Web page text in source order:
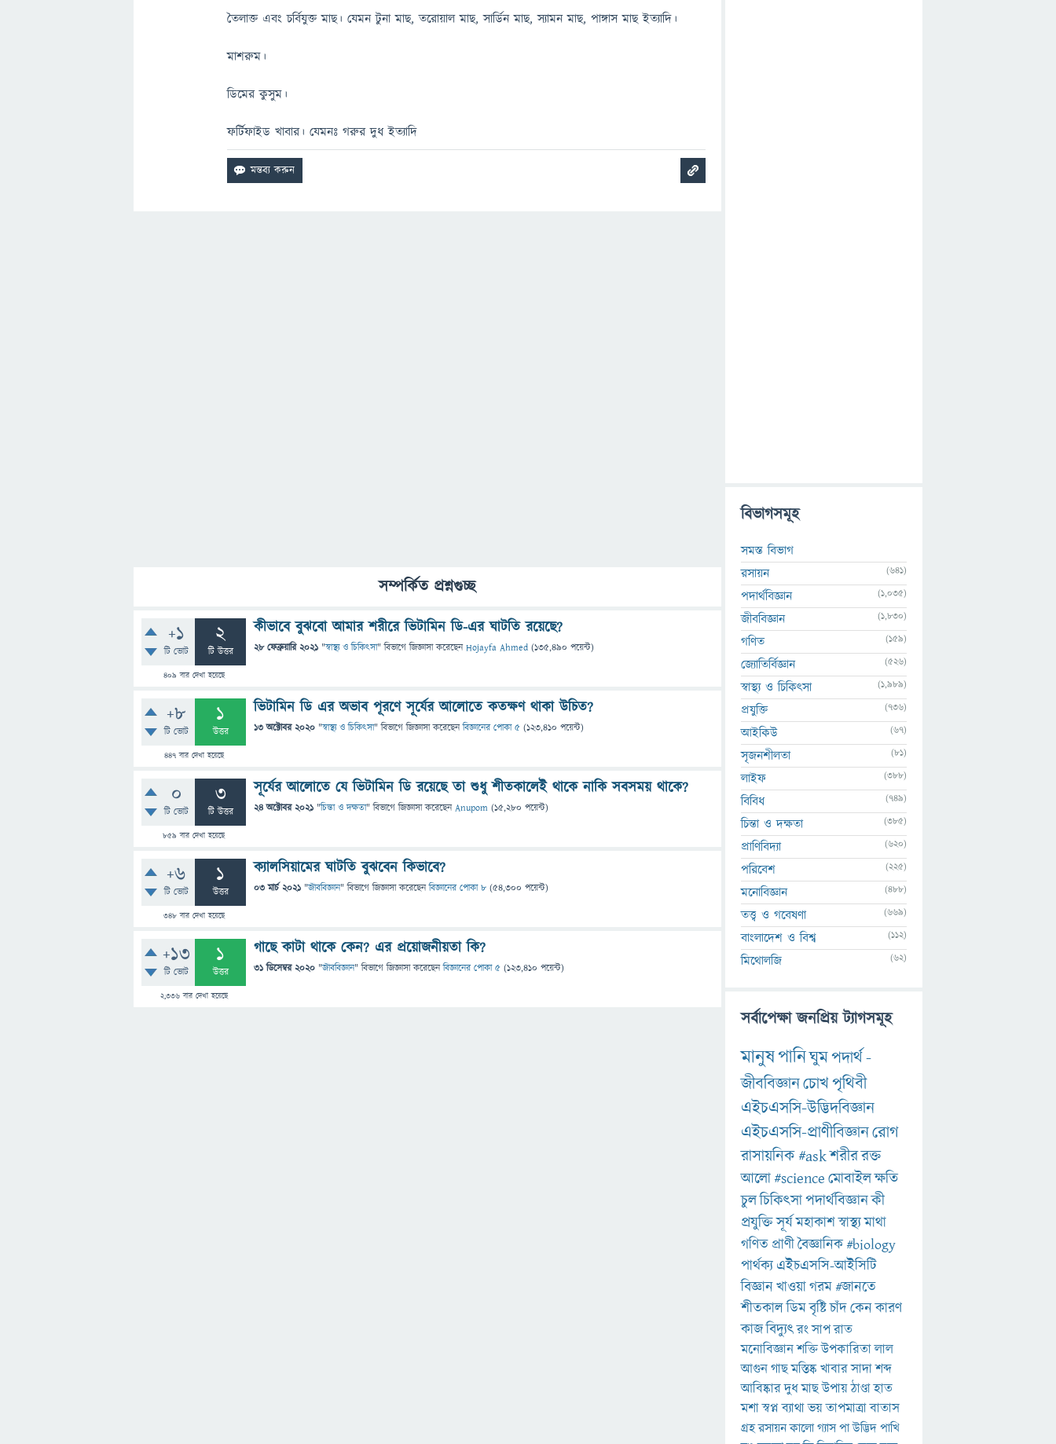
তৈলাক্ত এবং চর্বিযুক্ত মাছ। যেমন টুনা মাছ, তরোয়াল মাছ, সার্ডিন মাছ, স্যামন মাছ, পাঙ্গাস মাছ ইত্যাদি।
মাশরুম।
ডিমের কুসুম।
ফর্টিফাইড খাবার। যেমনঃ গরুর দুধ ইত্যাদি
সম্পর্কিত প্রশ্নগুচ্ছ
+1
টি ভোট
2
টি উত্তর
409 বার দেখা হয়েছে
কীভাবে বুঝবো আমার শরীরে ভিটামিন ডি-এর ঘাটতি রয়েছে?
28 ফেব্রুয়ারি 2021 "স্বাস্থ্য ও চিকিৎসা" বিভাগে জিজ্ঞাসাকরেছেনHojayfa Ahmed (135,490 পয়েন্ট)
+8
টি ভোট
1
উত্তর
447বার দেখা হয়েছে
ভিটামিন ডি এর অভাব পূরণে সূর্যের আলোতে কতক্ষণ থাকা উচিত?
13 অক্টোবর 2020 "স্বাস্থ্য ও চিকিৎসা" বিভাগে জিজ্ঞাসাকরেছেনবিজ্ঞানের পোকা ৫ (123,410 পয়েন্ট)
0
টি ভোট
3
টি উত্তর
859 বার দেখা হয়েছে
সূর্যের আলোতে যে ভিটামিন ডি রয়েছে তা শুধু শীতকালেই থাকে নাকি সবসময় থাকে?
24 অক্টোবর 2021 "চিন্তা ও দক্ষতা" বিভাগে জিজ্ঞাসাকরেছেনAnupom (15,280 পয়েন্ট)
+6
টি ভোট
1
উত্তর
348বার দেখা হয়েছে
ক্যালসিয়ামের ঘাটতি বুঝবেন কিভাবে?
03 মার্চ 2021 "জীববিজ্ঞান" বিভাগে জিজ্ঞাসাকরেছেনবিজ্ঞানের পোকা ৮ (54,300 পয়েন্ট)
+13
টি ভোট
1
উত্তর
2,336বার দেখা হয়েছে
গাছে কাটা থাকে কেন? এর প্রয়োজনীয়তা কি?
31 ডিসেম্বর 2020 "জীববিজ্ঞান" বিভাগে জিজ্ঞাসাকরেছেনবিজ্ঞানের পোকা ৫ (123,410 পয়েন্ট)
বিভাগসমূহ
সমস্ত বিভাগ
রসায়ন
(641)
পদার্থবিজ্ঞান (1,035)
জীববিজ্ঞান (1,830)
গণিত (159)
জ্যোতির্বিজ্ঞান (526)
স্বাস্থ্য ও চিকিৎসা (1,989)
প্রযুক্তি (736)
আইকিউ (67)
সৃজনশীলতা (81)
লাইফ (388)
বিবিধ (749)
চিন্তা ও দক্ষতা (385)
প্রাণিবিদ্যা (620)
পরিবেশ (225)
মনোবিজ্ঞান (488)
তত্ত্ব ও গবেষণা (669)
বাংলাদেশ ও বিশ্ব (112)
মিথোলজি (62)
সর্বাপেক্ষা জনপ্রিয় ট্যাগসমূহ
মানুষপানিঘুমপদার্থ-
জীববিজ্ঞানচোখপৃথিবী
এইচএসসি-উদ্ভিদবিজ্ঞান
এইচএসসি-প্রাণীবিজ্ঞানরোগ
রাসায়নিক#askশরীররক্ত
আলো#scienceমোবাইলক্ষতি
চুলচিকিৎসাপদার্থবিজ্ঞানকী
প্রযুক্তিসূর্যমহাকাশস্বাস্থ্যমাথা
গণিত প্রাণীবৈজ্ঞানিক#biology
পার্থক্য এইচএসসি-আইসিটি
বিজ্ঞানখাওয়াগরম#জানতে
শীতকালডিমবৃষ্টিচাঁদকেনকারণ
কাজবিদ্যুৎরংসাপরাত
মনোবিজ্ঞানশক্তিউপকারিতালাল
আগুনগাছমস্তিষ্কখাবারসাদাশব্দ
আবিষ্কারদুধমাছউপায়ঠাণ্ডাহাত
মশাস্বপ্নব্যাথাভয়তাপমাত্রাবাতাস
গ্রহরসায়নকালোগ্যাসপাউদ্ভিদপাখি